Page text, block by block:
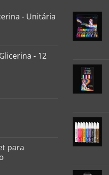
- Unitária
- 12
para